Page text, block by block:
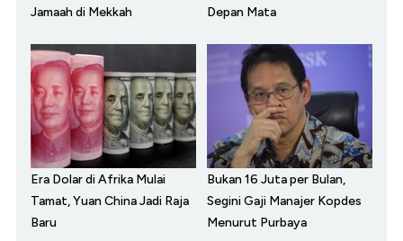
Jamaah di Mekkah
Depan Mata
Era Dolar di Afrika Mulai
Tamat, Yuan China Jadi Raja
Baru
Bukan 16 Juta per Bulan,
Segini Gaji Manajer Kopdes
Menurut Purbaya